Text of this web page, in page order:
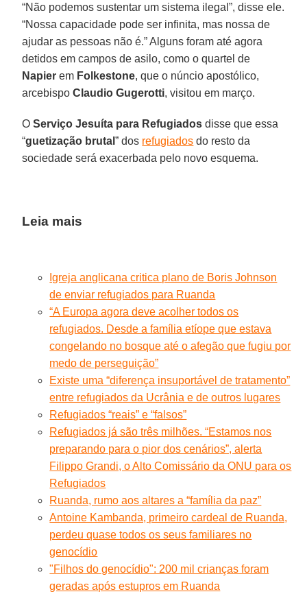
“Não podemos sustentar um sistema ilegal”, disse ele.
“Nossa capacidade pode ser infinita, mas nossa de
ajudar as pessoas não é.” Alguns foram até agora
detidos em campos de asilo, como o quartel de
Napier em Folkestone, que o núncio apostólico,
arcebispoClaudio Gugerotti, visitou em março.
OServiço Jesuíta para Refugiados disse que essa
“guetização brutal” dos refugiados do resto da
sociedade será exacerbada pelo novo esquema.
Leia mais
Igreja anglicana critica plano de Boris Johnson
de enviar refugiados para Ruanda
“A Europa agora deve acolher todos os
refugiados. Desde a família etíope que estava
congelando no bosque até o afegão que fugiu por
medo de perseguição”
Existe uma “diferença insuportável de tratamento”
entre refugiados da Ucrânia e de outros lugares
Refugiados “reais” e “falsos”
Refugiados já são três milhões. “Estamos nos
preparando para o pior dos cenários”, alerta
Filippo Grandi, o Alto Comissário da ONU para os
Refugiados
Ruanda, rumo aos altares a “família da paz”
Antoine Kambanda, primeiro cardeal de Ruanda,
perdeu quase todos os seus familiares no
genocídio
"Filhos do genocídio": 200 mil crianças foram
geradas após estupros em Ruanda